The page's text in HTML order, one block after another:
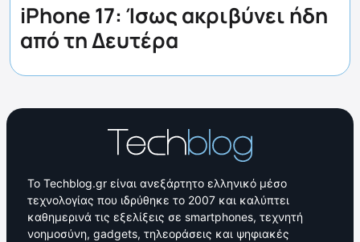
iPhone 17: Ίσως ακριβύνει ήδη
από τη Δευτέρα
Το Techblog.gr είναι ανεξάρτητο ελληνικό μέσο
τεχνολογίας που ιδρύθηκε το 2007 και καλύπτει
καθημερινά τις εξελίξεις σε smartphones, τεχνητή
νοημοσύνη, gadgets, τηλεοράσεις και ψηφιακές